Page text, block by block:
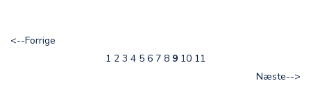
<--Forrige
1 2 3 4 5 6 7 8 9 10 11
Næste-->